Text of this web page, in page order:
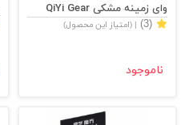
وای زمینه مشکی QiYi Gear
Pyraminx
(3) | (امتیاز این محصول)
ناموجود